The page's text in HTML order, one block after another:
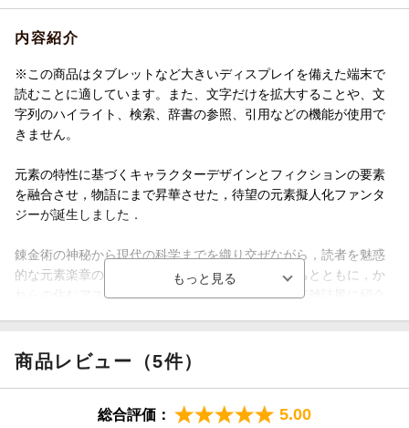
内容紹介
※この商品はタブレットなど大きいディスプレイを備えた端末で
読むことに適しています。また、文字だけを拡大することや、文
字列のハイライト、検索、辞書の参照、引用などの機能が使用で
きません。
元素の特性に基づくキャラクターデザインとフィクションの要素
を融合させ，物語にまで昇華させた，待望の元素擬人化ファンタ
ジーが誕生しました．
錬金術の神秘から現代の科学までを織り交ぜながら，読者を魅惑
的な元素楽章の世界に誘う．個性あふれる元素たちとともに，か
れらの住むアスティオン大陸の魅力的な名所を観光雑誌風に紹介
までを壮大につづる．周期表の果てに広がる超重元素への希望と
感動は，きっと読者の心に響くはずー．
純粋な物質が生命を宿すとき，かれらの物語が美しく動きだしま
商品レビュー（5件）
総合評価： 5.00